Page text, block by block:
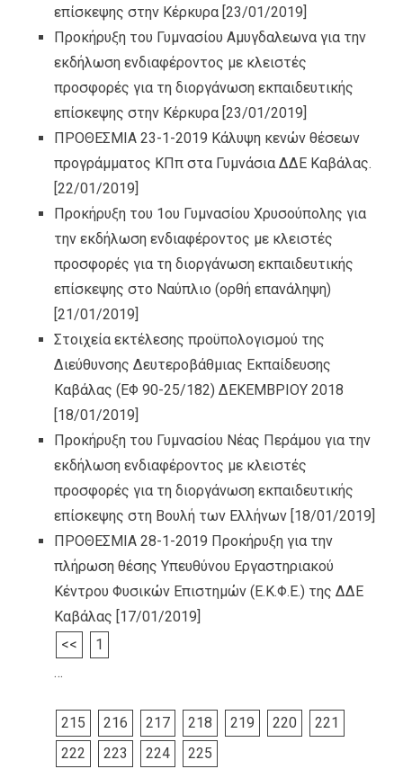
επίσκεψης στην Κέρκυρα [23/01/2019]
Προκήρυξη του Γυμνασίου Αμυγδαλεωνα για την
εκδήλωση ενδιαφέροντος με κλειστές
προσφορές για τη διοργάνωση εκπαιδευτικής
επίσκεψης στην Κέρκυρα [23/01/2019]
ΠΡΟΘΕΣΜΙΑ 23-1-2019 Κάλυψη κενών θέσεων
προγράμματος ΚΠπ στα Γυμνάσια ΔΔΕ Καβάλας.
[22/01/2019]
Προκήρυξη του 1ου Γυμνασίου Χρυσούπολης για
την εκδήλωση ενδιαφέροντος με κλειστές
προσφορές για τη διοργάνωση εκπαιδευτικής
επίσκεψης στο Ναύπλιο (ορθή επανάληψη)
[21/01/2019]
Στοιχεία εκτέλεσης προϋπολογισμού της
Διεύθυνσης Δευτεροβάθμιας Εκπαίδευσης
Καβάλας (ΕΦ 90-25/182) ΔΕΚΕΜΒΡΙΟΥ 2018
[18/01/2019]
Προκήρυξη του Γυμνασίου Νέας Περάμου για την
εκδήλωση ενδιαφέροντος με κλειστές
προσφορές για τη διοργάνωση εκπαιδευτικής
επίσκεψης στη Βουλή των Ελλήνων [18/01/2019]
ΠΡΟΘΕΣΜΙΑ 28-1-2019 Προκήρυξη για την
πλήρωση θέσης Υπευθύνου Εργαστηριακού
Κέντρου Φυσικών Επιστημών (Ε.Κ.Φ.Ε.) της ΔΔΕ
Καβάλας [17/01/2019]
<<
1
…
215 216 217 218 219 220
221
222
223 224
225